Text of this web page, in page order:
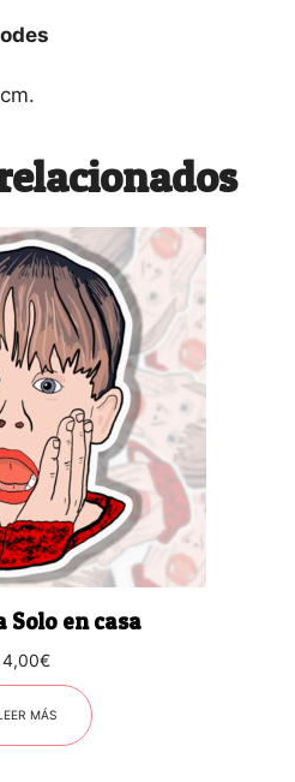
Solo en casa
4,00€
MÁS